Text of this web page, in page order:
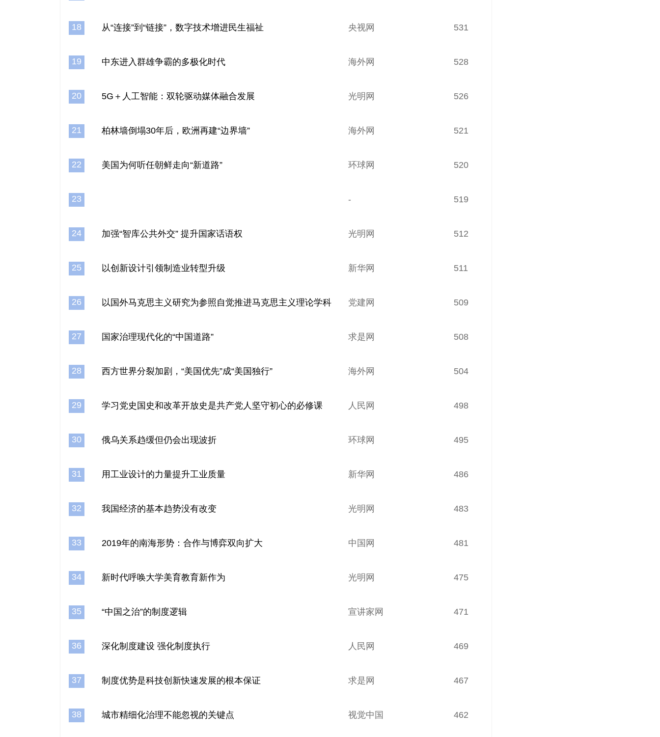
18 从“连接”到“链接”，数字技术增进民生福祉 央视网 531
19 中东进入群雄争霸的多极化时代 海外网 528
20 5G＋人工智能：双轮驱动媒体融合发展 光明网 526
21 柏林墙倒塌30年后，欧洲再建“边界墙” 海外网 521
22 美国为何听任朝鲜走向“新道路” 环球网 520
23 - 519
24 加强“智库公共外交” 提升国家话语权 光明网 512
25 以创新设计引领制造业转型升级 新华网 511
26 以国外马克思主义研究为参照自觉推进马克思主义理论学科 党建网 509
27 国家治理现代化的“中国道路” 求是网 508
28 西方世界分裂加剧，“美国优先”成“美国独行” 海外网 504
29 学习党史国史和改革开放史是共产党人坚守初心的必修课 人民网 498
30 俄乌关系趋缓但仍会出现波折 环球网 495
31 用工业设计的力量提升工业质量 新华网 486
32 我国经济的基本趋势没有改变 光明网 483
33 2019年的南海形势：合作与博弈双向扩大 中国网 481
34 新时代呼唤大学美育教育新作为 光明网 475
35 “中国之治”的制度逻辑 宣讲家网 471
36 深化制度建设 强化制度执行 人民网 469
37 制度优势是科技创新快速发展的根本保证 求是网 467
38 城市精细化治理不能忽视的关键点 视觉中国 462